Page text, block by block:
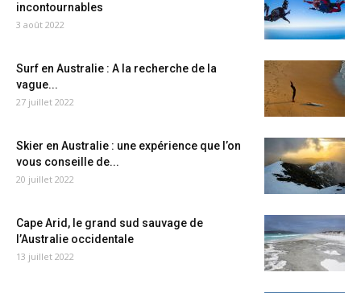
incontournables
3 août 2022
Surf en Australie : A la recherche de la
vague...
27 juillet 2022
Skier en Australie : une expérience que l’on
vous conseille de...
20 juillet 2022
Cape Arid, le grand sud sauvage de
l’Australie occidentale
13 juillet 2022